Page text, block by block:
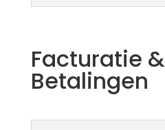
Facturatie &
Betalingen